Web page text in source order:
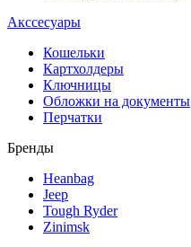
Акссесуары
Кошельки
Картхолдеры
Ключницы
Обложки на документы
Перчатки
Бренды
Heanbag
Jeep
Tough Ryder
Zinimsk